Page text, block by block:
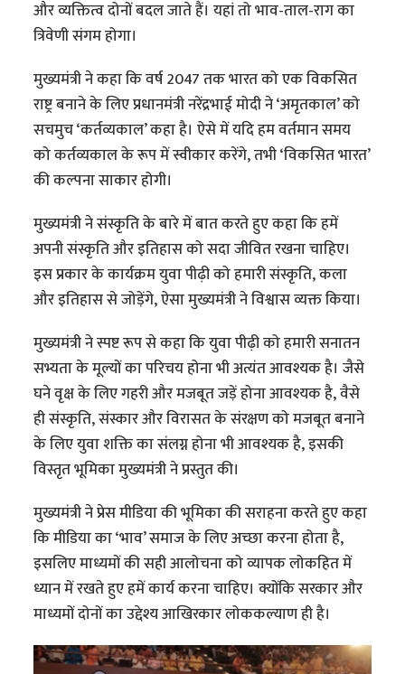
और व्यक्तित्व दोनों बदल जाते हैं। यहां तो भाव-ताल-राग का
त्रिवेणी संगम होगा।
मुख्यमंत्री ने कहा कि वर्ष 2047 तक भारत को एक विकसित
राष्ट्र बनाने के लिए प्रधानमंत्री नरेंद्रभाई मोदी ने ‘अमृतकाल’ को
सचमुच ‘कर्तव्यकाल’ कहा है। ऐसे में यदि हम वर्तमान समय
को कर्तव्यकाल के रूप में स्वीकार करेंगे, तभी ‘विकसित भारत’
की कल्पना साकार होगी।
मुख्यमंत्री ने संस्कृति के बारे में बात करते हुए कहा कि हमें
अपनी संस्कृति और इतिहास को सदा जीवित रखना चाहिए।
इस प्रकार के कार्यक्रम युवा पीढ़ी को हमारी संस्कृति, कला
और इतिहास से जोड़ेंगे, ऐसा मुख्यमंत्री ने विश्वास व्यक्त किया।
मुख्यमंत्री ने स्पष्ट रूप से कहा कि युवा पीढ़ी को हमारी सनातन
सभ्यता के मूल्यों का परिचय होना भी अत्यंत आवश्यक है। जैसे
घने वृक्ष के लिए गहरी और मजबूत जड़ें होना आवश्यक है, वैसे
ही संस्कृति, संस्कार और विरासत के संरक्षण को मजबूत बनाने
के लिए युवा शक्ति का संलग्न होना भी आवश्यक है, इसकी
विस्तृत भूमिका मुख्यमंत्री ने प्रस्तुत की।
मुख्यमंत्री ने प्रेस मीडिया की भूमिका की सराहना करते हुए कहा
कि मीडिया का ‘भाव’ समाज के लिए अच्छा करना होता है,
इसलिए माध्यमों की सही आलोचना को व्यापक लोकहित में
ध्यान में रखते हुए हमें कार्य करना चाहिए। क्योंकि सरकार और
माध्यमों दोनों का उद्देश्य आखिरकार लोककल्याण ही है।